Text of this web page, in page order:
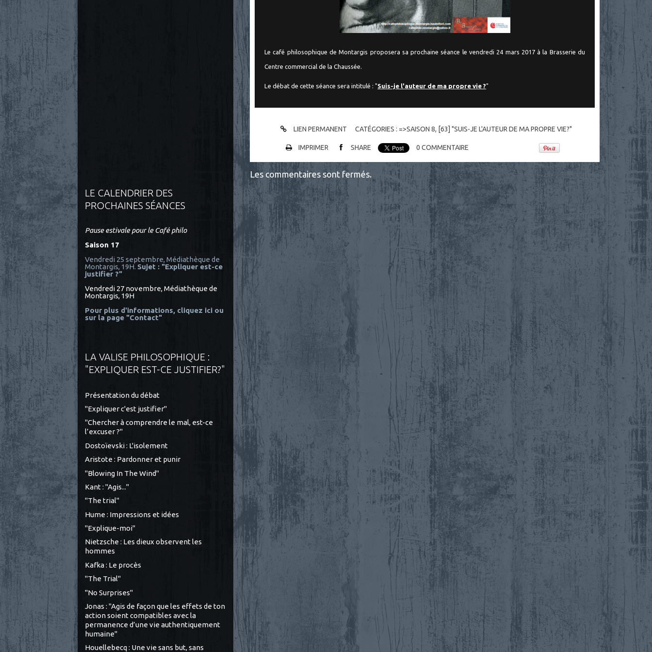
LE CALENDRIER DES
PROCHAINES SÉANCES
Pause estivale pour le Café philo
Saison 17
Vendredi 25 septembre, Médiathèque de
Montargis, 19H. Sujet : "Expliquer est-ce
justifier ?"
Vendredi 27 novembre, Médiathèque de
Montargis, 19H
Pour plus d'informations, cliquez ici ou
sur la page "Contact"
LA VALISE PHILOSOPHIQUE :
"EXPLIQUER EST-CE JUSTIFIER?"
Présentation du débat
"Expliquer c'est justifier"
"Chercher à comprendre le mal, est-ce
l’excuser ?"
Dostoïevski : L'isolement
Aristote : Pardonner et punir
"Blowing In The Wind"
Kant : "Agis..."
"The trial"
Hume : Impressions et idées
"Explique-moi"
Nietzsche : Les dieux observent les
hommes
Kafka : Le procès
"The Trial"
"No Surprises"
Jonas : "Agis de façon que les effets de ton
action soient compatibles avec la
permanence d’une vie authentiquement
humaine"
Houellebecq : Une vie sans but, sans
Le café philosophique de Montargis proposera sa prochaine séance le vendredi 24 mars 2017 à la Brasserie du
Centre commercial de la Chaussée.
Le débat de cette séance sera intitulé : "Suis-je l'auteur de ma propre vie ?"
LIEN PERMANENT CATÉGORIES : =>SAISON 8, [63] "SUIS-JE L'AUTEUR DE MA PROPRE VIE?"
IMPRIMER SHARE 0 COMMENTAIRE
Les commentaires sont fermés.